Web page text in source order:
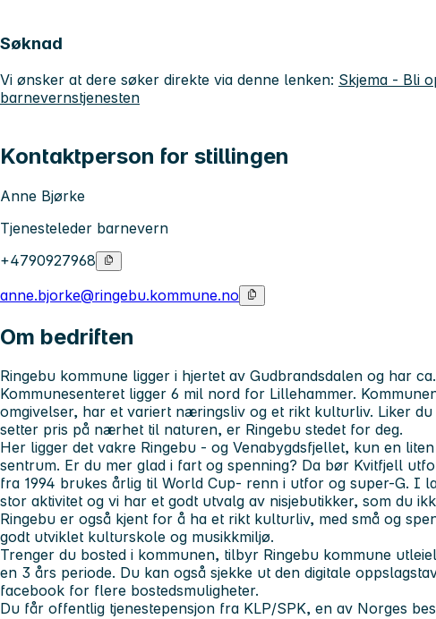
Søknad
Vi ønsker at dere søker direkte via denne lenken: Skjema - Bli
barnevernstjenesten
Kontaktperson for stillingen
Anne Bjørke
Tjenesteleder barnevern
+4790927968
anne.bjorke@ringebu.kommune.no
Om bedriften
Ringebu kommune ligger i hjertet av Gudbrandsdalen og har
Kommunesenteret ligger 6 mil nord for Lillehammer.
omgivelser, har et variert næringsliv og et rikt kulturliv. Liker
setter pris på nærhet til naturen, er Ringebu stedet for deg.
Her ligger det vakre Ringebu - og Venabygdsfjellet, kun en
sentrum. Er du mer glad i fart og spenning? Da bør Kvitfjell
fra 1994 brukes årlig til World Cup- renn i utfor og super-G. I
stor aktivitet og vi har et godt utvalg av nisjebutikker, som du
Ringebu er også kjent for å ha et rikt kulturliv, med små og
godt utviklet kulturskole og musikkmiljø.
Trenger du bosted i kommunen, tilbyr Ringebu kommune
en 3 års periode. Du kan også sjekke ut den digitale
facebook for flere bostedsmuligheter.
Du får offentlig tjenestepensjon fra KLP/SPK, en av Norges